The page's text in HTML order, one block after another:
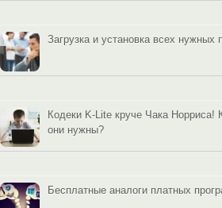
Загрузка и установка всех нужных
Кодеки K-Lite круче Чака Норриса!
они нужны?
Бесплатные аналоги платных